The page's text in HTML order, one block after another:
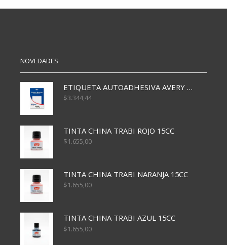
1817
DE
NOVEDADES
ETIQUETA AUTOADHESIVA AVERY 3026 30H 20 X 70
$3.344,44
TINTA CHINA TRABI ROJO 15CC
$1.655,00
TINTA CHINA TRABI NARANJA 15CC
$1.655,00
TINTA CHINA TRABI AZUL 15CC
$1.655,00